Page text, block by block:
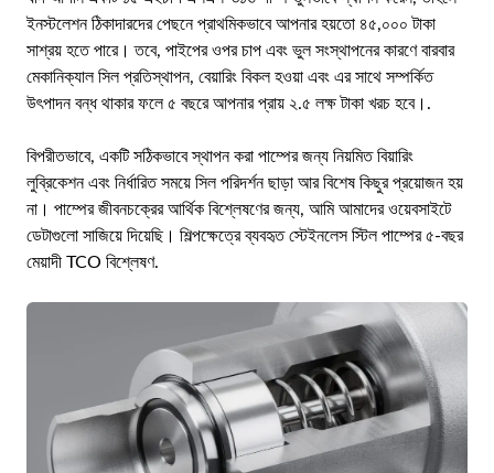
ইনস্টলেশন ঠিকাদারদের পেছনে প্রাথমিকভাবে আপনার হয়তো ৪৫,০০০ টাকা
সাশ্রয় হতে পারে। তবে, পাইপের ওপর চাপ এবং ভুল সংস্থাপনের কারণে বারবার
মেকানিক্যাল সিল প্রতিস্থাপন, বেয়ারিং বিকল হওয়া এবং এর সাথে সম্পর্কিত
উৎপাদন বন্ধ থাকার ফলে ৫ বছরে আপনার প্রায় ২.৫ লক্ষ টাকা খরচ হবে।.
বিপরীতভাবে, একটি সঠিকভাবে স্থাপন করা পাম্পের জন্য নিয়মিত বিয়ারিং
লুব্রিকেশন এবং নির্ধারিত সময়ে সিল পরিদর্শন ছাড়া আর বিশেষ কিছুর প্রয়োজন হয়
না। পাম্পের জীবনচক্রের আর্থিক বিশ্লেষণের জন্য, আমি আমাদের ওয়েবসাইটে
ডেটাগুলো সাজিয়ে দিয়েছি। শিল্পক্ষেত্রে ব্যবহৃত স্টেইনলেস স্টিল পাম্পের ৫-বছর
মেয়াদী TCO বিশ্লেষণ.